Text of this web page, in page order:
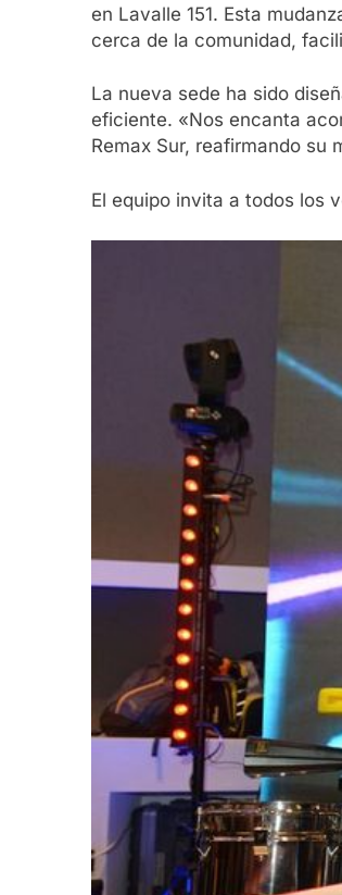
en Lavalle 151. Esta
cerca de la comunidad,
La nueva sede ha sido
eficiente. «Nos encanta
Remax Sur, reafirmando su
El equipo invita a todos los